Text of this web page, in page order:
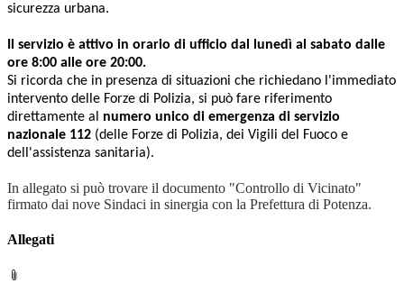
sicurezza urbana.
Il servizio è attivo in orario di ufficio dal lunedì al sabato dalle
ore 8:00 alle ore 20:00.
Si ricorda che in presenza di situazioni che richiedano l'immediato
intervento delle Forze di Polizia, si può fare riferimento
direttamente al numero unico di emergenza di servizio
nazionale 112 (delle Forze di Polizia, dei Vigili del Fuoco e
dell'assistenza sanitaria).
In allegato si può trovare il documento "Controllo di Vicinato"
firmato dai nove Sindaci in sinergia con la Prefettura di Potenza.
Allegati